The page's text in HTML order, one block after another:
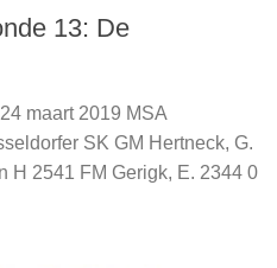
13: De
maart 2019 MSA
SK GM Hertneck, G.
H 2541 FM Gerigk, E. 2344 0